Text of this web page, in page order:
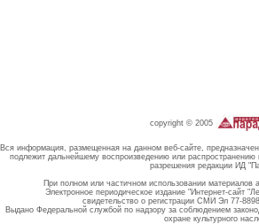
copyright © 2005
Вся информация, размещенная на данном веб-сайте,
подлежит дальнейшему воспроизведению или
разрешения редакции ИД
При полном или частичном использовании материалов
Электронное периодическое издание "Интернет-сайт
свидетельство о регистрации СМИ Эл 77-
Выдано Федеральной службой по надзору за соблюдением
охране культурного